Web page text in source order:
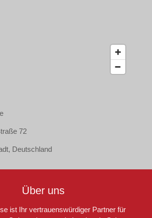
72
Deutschland
Über uns
ist Ihr vertrauenswürdiger Partner für